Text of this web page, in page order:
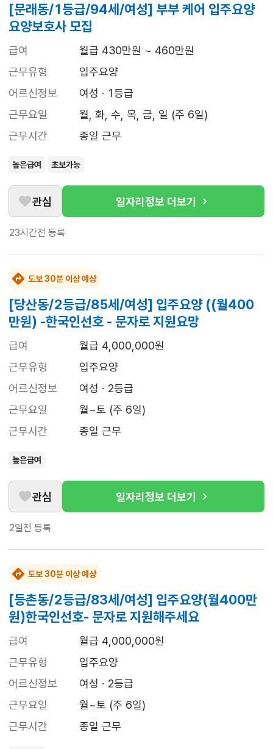
[문래동/1등급/94세/여성] 부부 케어 입주요양
요양보호사 모집
급여
월급 430만원 ~ 460만원
근무유형
입주요양
어르신정보
여성 · 1등급
근무요일
월, 화, 수, 목, 금, 일 (주 6일)
근무시간
종일 근무
높은급여 초보가능
관심 일자리정보 더보기
23시간전 등록
도보 30분 이상 예상
[당산동/2등급/85세/여성] 입주요양 ((월400
만원) -한국인선호 - 문자로 지원요망
급여
월급 4,000,000원
근무유형
입주요양
어르신정보
여성 · 2등급
근무요일
월~토 (주 6일)
근무시간
종일 근무
높은급여
관심 일자리정보 더보기
2일전 등록
도보 30분 이상 예상
[등촌동/2등급/83세/여성] 입주요양(월400만
원)한국인선호- 문자로 지원해주세요
급여
월급 4,000,000원
근무유형
입주요양
어르신정보
여성 · 2등급
근무요일
월~토 (주 6일)
근무시간
종일 근무